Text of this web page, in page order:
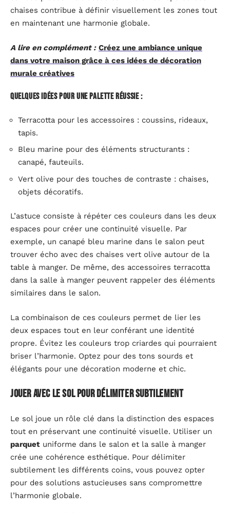
chaises contribue à définir visuellement les zones tout
en maintenant une harmonie globale.
A lire en complément : Créez une ambiance unique
dans votre maison grâce à ces idées de décoration
murale créatives
Quelques idées pour une palette réussie :
Terracotta pour les accessoires : coussins, rideaux,
tapis.
Bleu marine pour des éléments structurants :
canapé, fauteuils.
Vert olive pour des touches de contraste : chaises,
objets décoratifs.
L’astuce consiste à répéter ces couleurs dans les deux
espaces pour créer une continuité visuelle. Par
exemple, un canapé bleu marine dans le salon peut
trouver écho avec des chaises vert olive autour de la
table à manger. De même, des accessoires terracotta
dans la salle à manger peuvent rappeler des éléments
similaires dans le salon.
La combinaison de ces couleurs permet de lier les
deux espaces tout en leur conférant une identité
propre. Évitez les couleurs trop criardes qui pourraient
briser l’harmonie. Optez pour des tons sourds et
élégants pour une décoration moderne et chic.
Jouer avec le sol pour délimiter subtilement
Le sol joue un rôle clé dans la distinction des espaces
tout en préservant une continuité visuelle. Utiliser un
parquet uniforme dans le salon et la salle à manger
crée une cohérence esthétique. Pour délimiter
subtilement les différents coins, vous pouvez opter
pour des solutions astucieuses sans compromettre
l’harmonie globale.